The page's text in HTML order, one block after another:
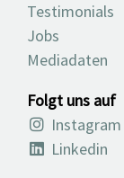
Testimonials
Jobs
Mediadaten
Folgt uns auf
Instagram
Linkedin